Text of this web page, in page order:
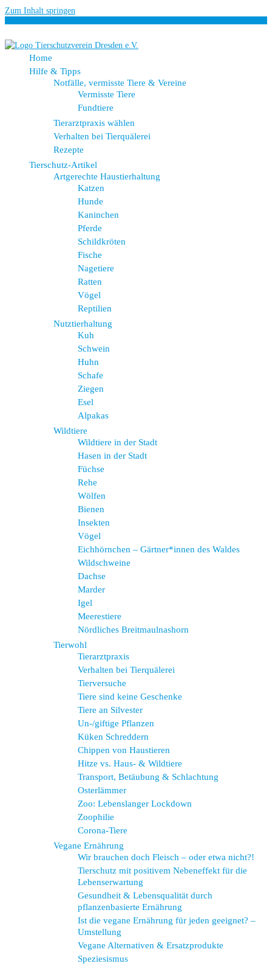
Zum Inhalt springen
Home
Hilfe & Tipps
Notfälle, vermisste Tiere & Vereine
Vermisste Tiere
Fundtiere
Tierarztpraxis wählen
Verhalten bei Tierquälerei
Rezepte
Tierschutz-Artikel
Artgerechte Haustierhaltung
Katzen
Hunde
Kaninchen
Pferde
Schildkröten
Fische
Nagetiere
Ratten
Vögel
Reptilien
Nutztierhaltung
Kuh
Schwein
Huhn
Schafe
Ziegen
Esel
Alpakas
Wildtiere
Wildtiere in der Stadt
Hasen in der Stadt
Füchse
Rehe
Wölfen
Bienen
Insekten
Vögel
Eichhörnchen – Gärtner*innen des Waldes
Wildschweine
Dachse
Marder
Igel
Meerestiere
Nördliches Breitmaulnashorn
Tierwohl
Tierarztpraxis
Verhalten bei Tierquälerei
Tierversuche
Tiere sind keine Geschenke
Tiere an Silvester
Un-/giftige Pflanzen
Küken Schreddern
Chippen von Haustieren
Hitze vs. Haus- & Wildtiere
Transport, Betäubung & Schlachtung
Osterlämmer
Zoo: Lebenslanger Lockdown
Zoophilie
Corona-Tiere
Vegane Ernährung
Wir brauchen doch Fleisch – oder etwa nicht?!
Tierschutz mit positivem Nebeneffekt für die
Lebenserwartung
Gesundheit & Lebensqualität durch
pflanzenbasierte Ernährung
Ist die vegane Ernährung für jeden geeignet? –
Umstellung
Vegane Alternativen & Ersatzprodukte
Speziesismus